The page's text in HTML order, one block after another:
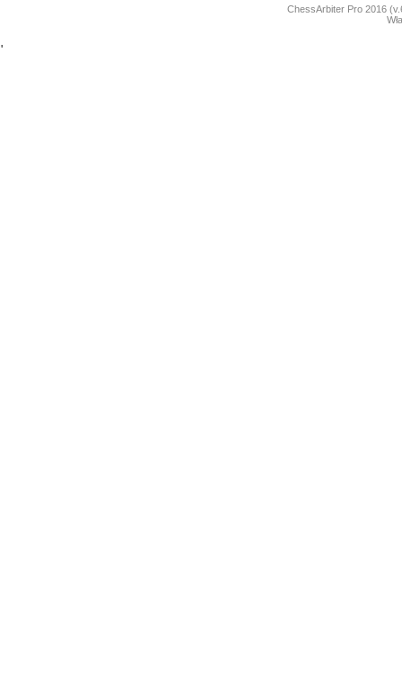
ChessArbiter Pro 2016
'